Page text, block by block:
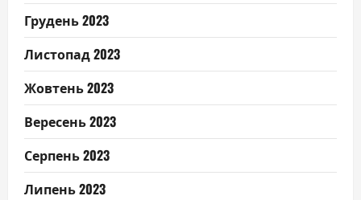
Грудень 2023
Листопад 2023
Жовтень 2023
Вересень 2023
Серпень 2023
Липень 2023